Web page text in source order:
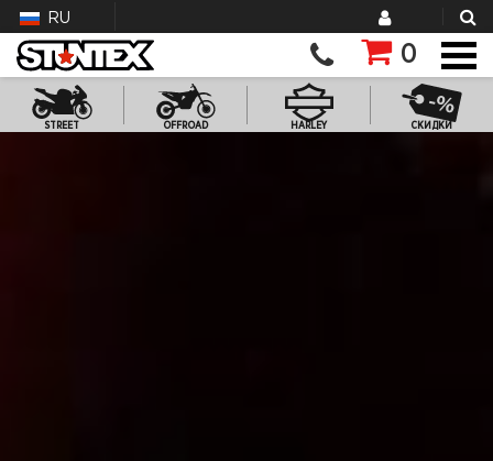
RU
0
STREET OFFROAD HARLEY СКИДКИ